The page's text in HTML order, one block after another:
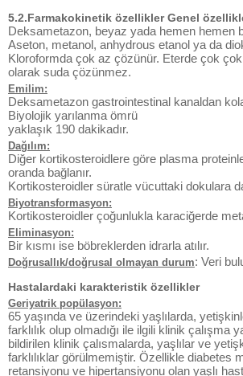
5.2.Farmakokinetik özellikler Genel
Deksametazon, beyaz yada hemen hemen
Aseton, metanol, anhydrous etanol ya da
Kloroformda çok az çözünür. Eterde çok
olarak suda çözünmez.
Emilim:
Deksametazon gastrointestinal kanaldan
Biyolojik yarılanma ömrü
yaklaşık 190 dakikadır.
Dağılım:
Diğer kortikosteroidlere göre plasma
oranda bağlanır.
Kortikosteroidler süratle vücuttaki dokulara
Biyotransformasyon:
Kortikosteroidler çoğunlukla karaciğerde
Eliminasyon:
Bir kısmı ise böbreklerden idrarla atılır.
Doğrusallık/doğrusal olmayan durum: Veri
Hastalardaki karakteristik özellikler
Geriyatrik popülasyon:
65 yaşında ve üzerindeki yaşlılarda,
farklılık olup olmadığı ile ilgili klinik çalışma
bildirilen klinik çalısmalarda, yaşlılar ve
farklılıklar görülmemiştir. Özellikle diabetes
retansiyonu ve hipertansiyonu olan yaşlı